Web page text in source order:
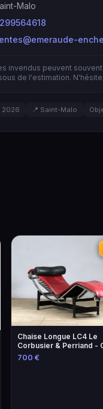
Malo
invendus peuvent
de l'estimation.
2026 📍 Saint-Malo
Chaise Longue LC4 Le
Corbusier & Perriand -
Lie-de-Vin
700 €